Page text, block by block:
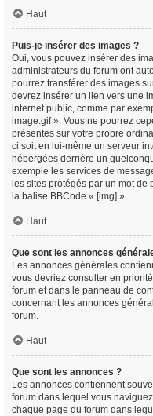
Haut
Puis-je insérer des images ?
Oui, vous pouvez insérer des
administrateurs du forum ont
pourrez transférer des images
devrez insérer un lien vers une
internet public, comme par
image.gif ». Vous ne pourrez
présentes sur votre propre
ci soit en lui-même un serveur
hébergées derrière un
exemple les services de
les sites protégés par un mot
la balise BBCode « [img] ».
Haut
Que sont les annonces
Les annonces générales
vous devriez consulter en
forum et dans le panneau de
concernant les annonces
forum.
Haut
Que sont les annonces ?
Les annonces contiennent
forum dans lequel vous
chaque page du forum dans